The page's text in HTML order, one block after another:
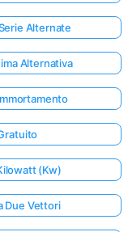
Alternate
Alternativa
(Kw)
Due Vettori